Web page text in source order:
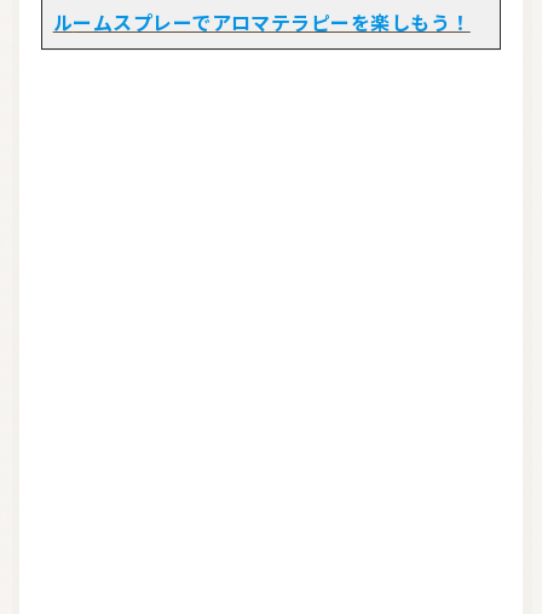
ルームスプレーでアロマテラピーを楽しもう！